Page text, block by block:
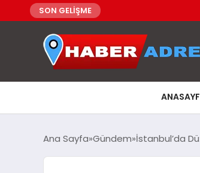
SON GELİŞME
Ana Sayfa Gündem İstanbul’da